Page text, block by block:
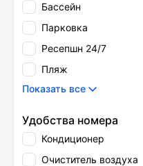
Бассейн
Парковка
Ресепшн 24/7
Пляж
Показать все
Удобства номера
Кондиционер
Очиститель воздуха